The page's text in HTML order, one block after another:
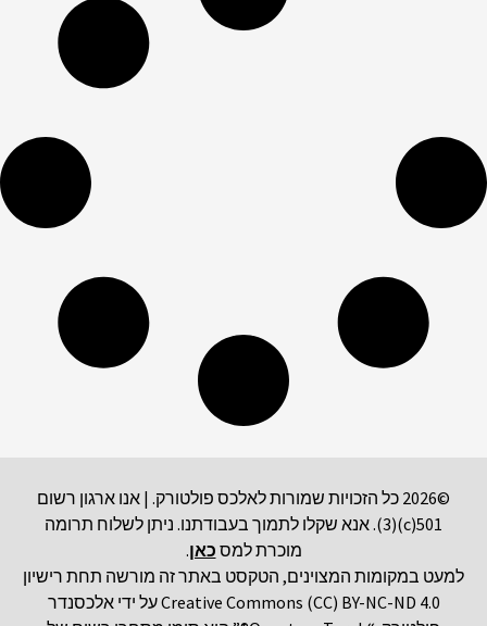
©2026 כל הזכויות שמורות לאלכס פולטורק. | אנו ארגון רשום
501(c)(3). אנא שקלו לתמוך בעבודתנו. ניתן לשלוח תרומה
מוכרת למס כאן.
למעט במקומות המצוינים, הטקסט באתר זה מורשה תחת רישיון
Creative Commons (CC) BY-NC-ND 4.0 על ידי אלכסנדר